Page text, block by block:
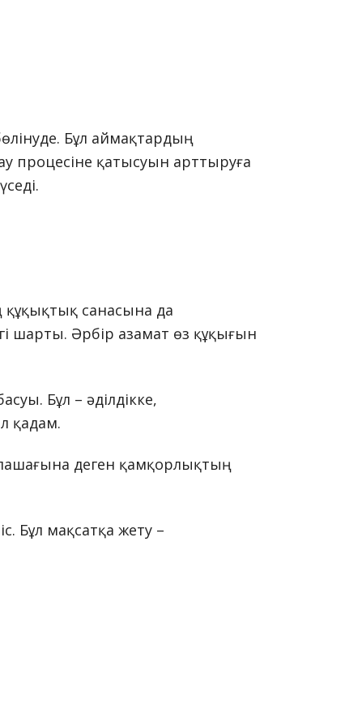
Бұл аймақтардың
процесіне қатысуын арттыруға
санасына да
шарты. Әрбір азамат өз құқығын
Бұл – әділдікке,
қадам.
деген қамқорлықтың
Бұл мақсатқа жету –